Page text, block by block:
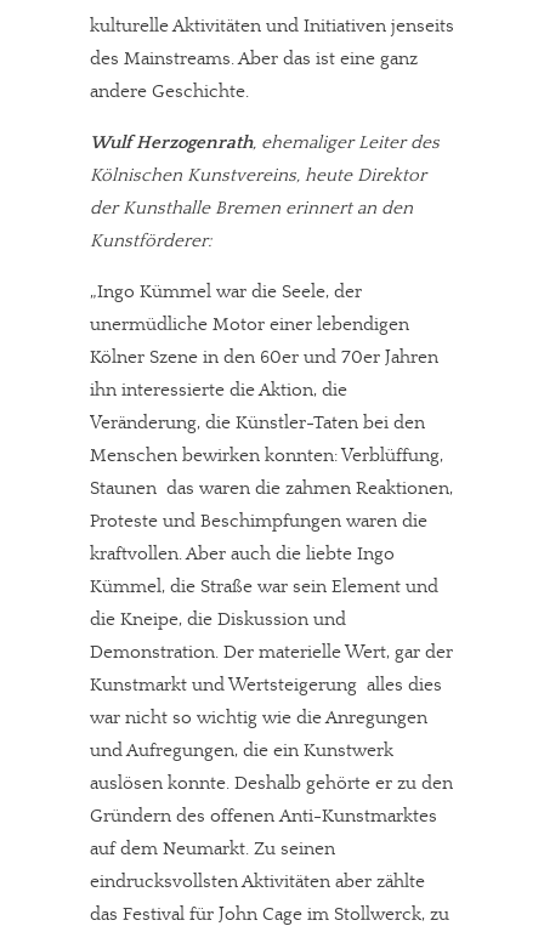
kulturelle Aktivitäten und Initiativen jenseits
des Mainstreams. Aber das ist eine ganz
andere Geschichte.
Wulf Herzogenrath, ehemaliger Leiter des
Kölnischen Kunstvereins, heute Direktor
der Kunsthalle Bremen erinnert an den
Kunstförderer:
„Ingo Kümmel war die Seele, der
unermüdliche Motor einer lebendigen
Kölner Szene in den 60er und 70er Jahren 
ihn interessierte die Aktion, die
Veränderung, die Künstler-Taten bei den
Menschen bewirken konnten: Verblüffung,
Staunen  das waren die zahmen Reaktionen,
Proteste und Beschimpfungen waren die
kraftvollen. Aber auch die liebte Ingo
Kümmel, die Straße war sein Element und
die Kneipe, die Diskussion und
Demonstration. Der materielle Wert, gar der
Kunstmarkt und Wertsteigerung  alles dies
war nicht so wichtig wie die Anregungen
und Aufregungen, die ein Kunstwerk
auslösen konnte. Deshalb gehörte er zu den
Gründern des offenen Anti-Kunstmarktes
auf dem Neumarkt. Zu seinen
eindrucksvollsten Aktivitäten aber zählte
das Festival für John Cage im Stollwerck, zu